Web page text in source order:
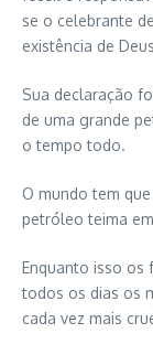
se o celebrante
existência de
Sua declaração
de uma grande
o tempo todo.
O mundo tem
petróleo teima
Enquanto isso os
todos os dias os
cada vez mais